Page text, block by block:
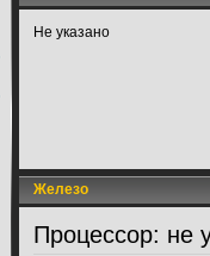
Не указано
Железо
Процессор: не